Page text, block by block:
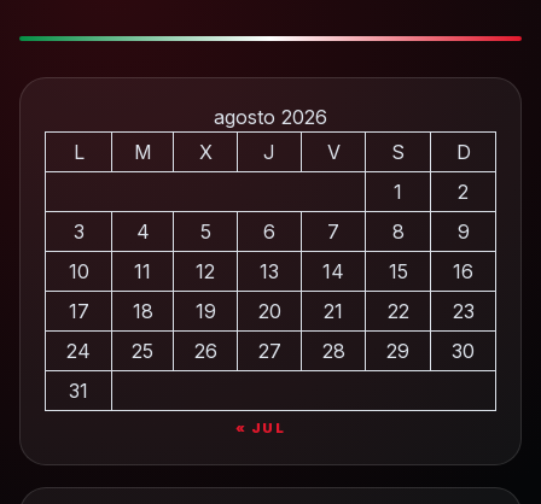
agosto 2026
L
M X J V S
D
1
2
3
4 5 6 7 8
9
10
11 12 13 14 15
16
17
18 19 20 21 22
23
24
25 26 27 28 29
30
31
« JUL